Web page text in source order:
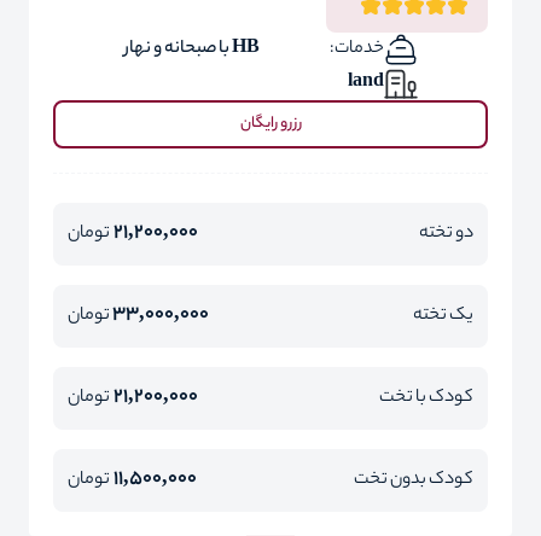
خدمات:
HB با صبحانه و نهار
land
رزرو رایگان
دو تخته 21,200,000تومان
یک تخته 33,000,000تومان
کودک با تخت 21,200,000تومان
کودک بدون تخت 11,500,000تومان